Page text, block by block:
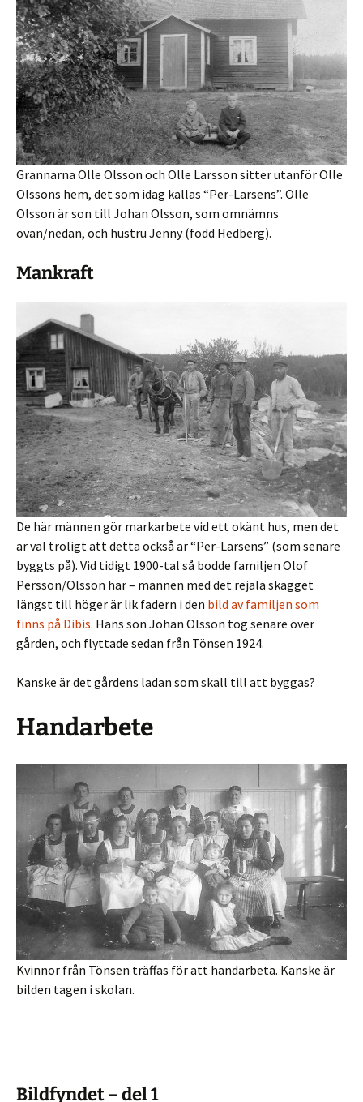
Grannarna Olle Olsson och Olle Larsson sitter utanför Olle
Olssons hem, det som idag kallas “Per-Larsens”. Olle
Olsson är son till Johan Olsson, som omnämns
ovan/nedan, och hustru Jenny (född Hedberg).
Mankraft
De här männen gör markarbete vid ett okänt hus, men det
är väl troligt att detta också är “Per-Larsens” (som senare
byggts på). Vid tidigt 1900-tal så bodde familjen Olof
Persson/Olsson här – mannen med det rejäla skägget
längst till höger är lik fadern i den bild av familjen som
finns på Dibis. Hans son Johan Olsson tog senare över
gården, och flyttade sedan från Tönsen 1924.
Kanske är det gårdens ladan som skall till att byggas?
Handarbete
Kvinnor från Tönsen träffas för att handarbeta. Kanske är
bilden tagen i skolan.
Bildfyndet – del 1